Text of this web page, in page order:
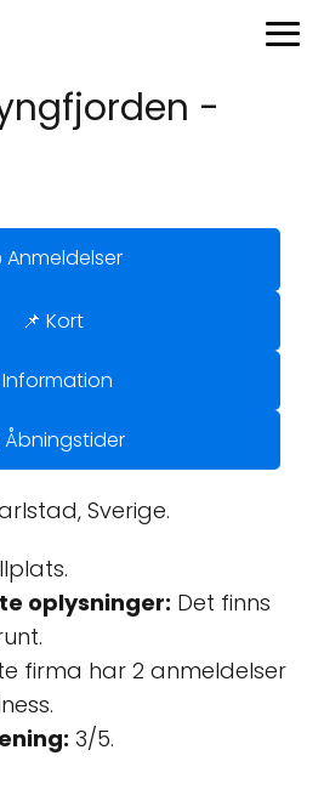
-
Anmeldelser
📌 Kort
Information
Åbningstider
Sverige.
oplysninger: Det finns
firma har 2 anmeldelser
3/5.